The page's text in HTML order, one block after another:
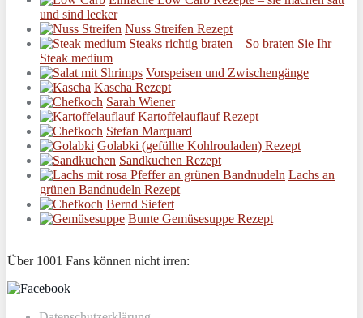
und sind lecker
Nuss Streifen Rezept
Steaks richtig braten – So braten Sie Ihr
Steak medium
Vorspeisen und Zwischengänge
Kascha Rezept
Sarah Wiener
Kartoffelauflauf Rezept
Stefan Marquard
Golabki (gefüllte Kohlrouladen) Rezept
Sandkuchen Rezept
Lachs an
grünen Bandnudeln Rezept
Bernd Siefert
Bunte Gemüsesuppe Rezept
Über 1001 Fans können nicht irren: